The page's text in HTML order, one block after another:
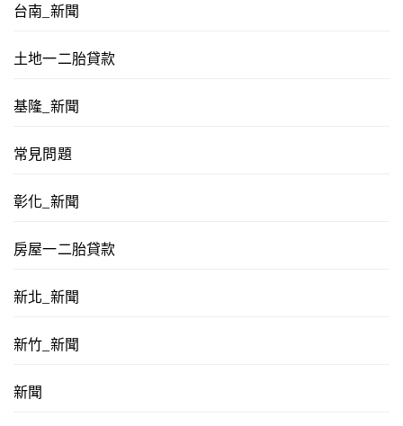
台南_新聞
土地一二胎貸款
基隆_新聞
常見問題
彰化_新聞
房屋一二胎貸款
新北_新聞
新竹_新聞
新聞